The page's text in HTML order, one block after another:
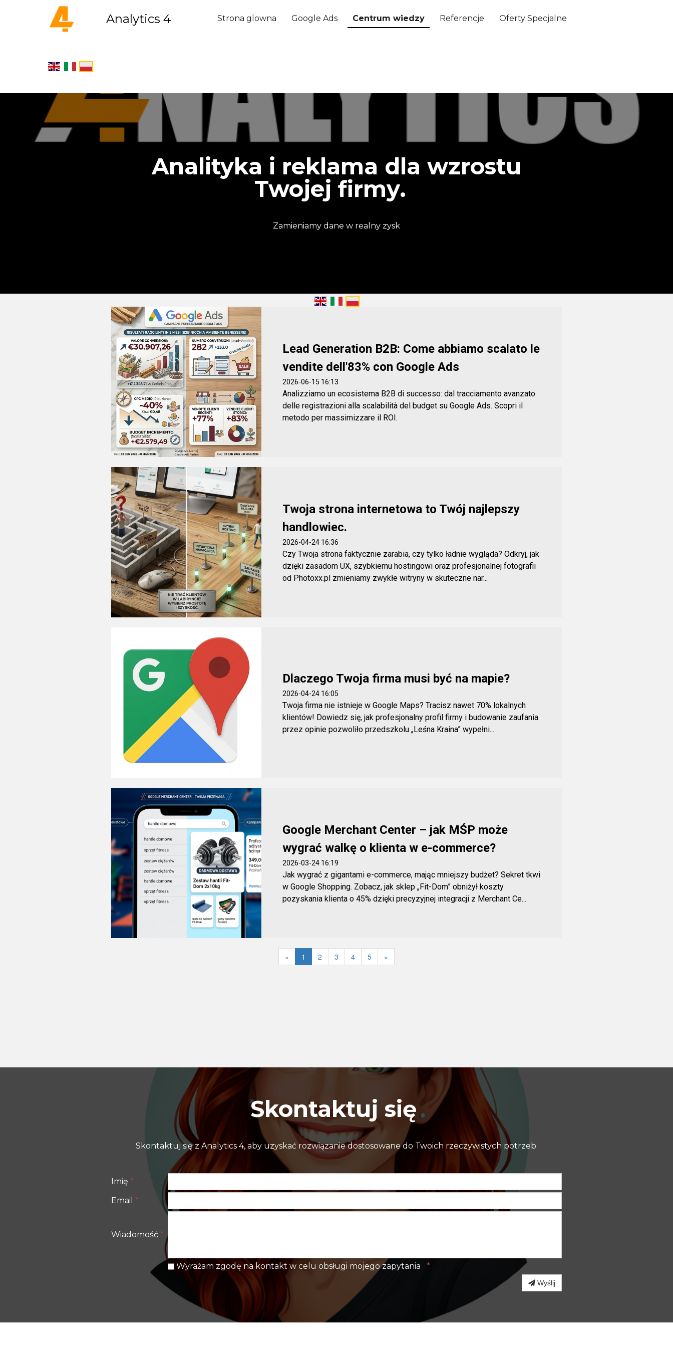
Analytics 4 Strona glowna Google Ads Centrum wiedzy Referencje Oferty Specjalne
Analityka i reklama dla wzrostu
Twojej firmy.
Zamieniamy dane w realny zysk
Lead Generation B2B: Come abbiamo scalato le
vendite dell'83% con Google Ads
2026-06-15 16:13
Analizziamo un ecosistema B2B di successo: dal tracciamento avanzato
delle registrazioni alla scalabilità del budget su Google Ads. Scopri il
metodo per massimizzare il ROI.
Twoja strona internetowa to Twój najlepszy
handlowiec.
2026-04-24 16:36
Czy Twoja strona faktycznie zarabia, czy tylko ładnie wygląda? Odkryj, jak
dzięki zasadom UX, szybkiemu hostingowi oraz profesjonalnej fotografii
od Photoxx.pl zmieniamy zwykłe witryny w skuteczne nar...
Dlaczego Twoja firma musi być na mapie?
2026-04-24 16:05
Twoja firma nie istnieje w Google Maps? Tracisz nawet 70% lokalnych
klientów! Dowiedz się, jak profesjonalny profil firmy i budowanie zaufania
przez opinie pozwoliło przedszkolu „Leśna Kraina” wypełni...
Google Merchant Center – jak MŚP może
wygrać walkę o klienta w e-commerce?
2026-03-24 16:19
Jak wygrać z gigantami e-commerce, mając mniejszy budżet? Sekret tkwi
w Google Shopping. Zobacz, jak sklep „Fit-Dom” obniżył koszty
pozyskania klienta o 45% dzięki precyzyjnej integracji z Merchant Ce...
« 1 2 3 4 5 »
Skontaktuj się
Skontaktuj się z Analytics 4, aby uzyskać rozwiązanie dostosowane do Twoich rzeczywistych potrzeb.
Imię *
Email *
Wiadomość *
Wyrażam zgodę na kontakt w celu obsługi mojego zapytania *
 Wyślij